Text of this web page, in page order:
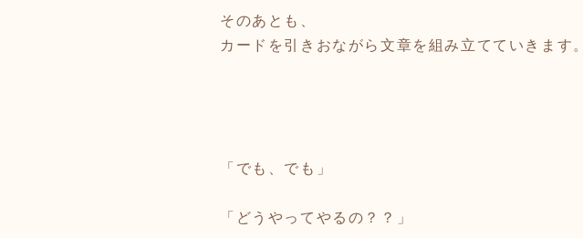
そのあとも、
カードを引きおながら文章を組み立てていきます。
「でも、でも」
「どうやってやるの？？」